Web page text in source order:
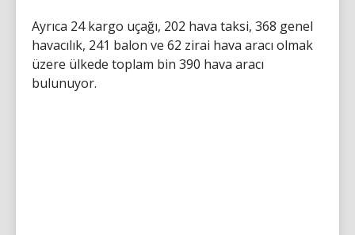
Ayrıca 24 kargo uçağı, 202 hava taksi, 368 genel
havacılık, 241 balon ve 62 zirai hava aracı olmak
üzere ülkede toplam bin 390 hava aracı
bulunuyor.